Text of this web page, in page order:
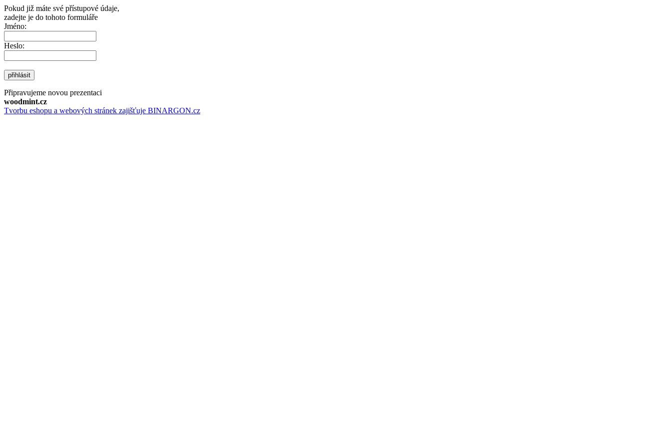
Pokud již máte své přístupové údaje,
zadejte je do tohoto formuláře
Jméno:
Heslo:
přihlásit
Připravujeme novou prezentaci
woodmint.cz
Tvorbu eshopu a webových stránek zajišťuje BINARGON.cz